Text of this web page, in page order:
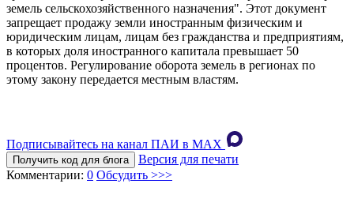
земель сельскохозяйственного назначения". Этот документ
запрещает продажу земли иностранным физическим и
юридическим лицам, лицам без гражданства и предприятиям,
в которых доля иностранного капитала превышает 50
процентов. Регулирование оборота земель в регионах по
этому закону передается местным властям.
Подписывайтесь на канал ПАИ в MAХ
Получить код для блога
Версия для печати
Комментарии: 0 Обсудить >>>